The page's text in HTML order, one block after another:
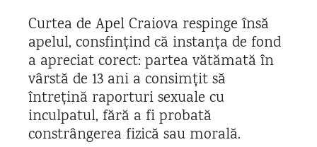
Curtea de Apel Craiova respinge însă
apelul, consfințind că instanța de fond
a apreciat corect: partea vătămată în
vârstă de 13 ani a consimțit să
întrețină raporturi sexuale cu
inculpatul, fără a fi probată
constrângerea fizică sau morală.